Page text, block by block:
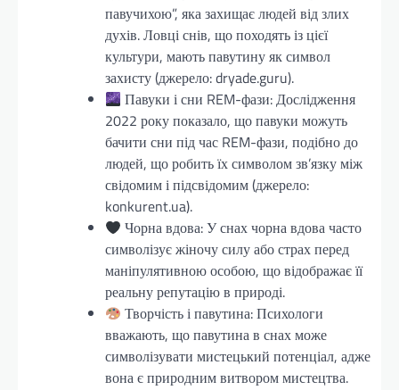
павучихою”, яка захищає людей від злих
духів. Ловці снів, що походять із цієї
культури, мають павутину як символ
захисту (джерело: dryade.guru).
Павуки і сни REM-фази: Дослідження
2022 року показало, що павуки можуть
бачити сни під час REM-фази, подібно до
людей, що робить їх символом зв’язку між
свідомим і підсвідомим (джерело:
konkurent.ua).
Чорна вдова: У снах чорна вдова часто
символізує жіночу силу або страх перед
маніпулятивною особою, що відображає її
реальну репутацію в природі.
Творчість і павутина: Психологи
вважають, що павутина в снах може
символізувати мистецький потенціал, адже
вона є природним витвором мистецтва.